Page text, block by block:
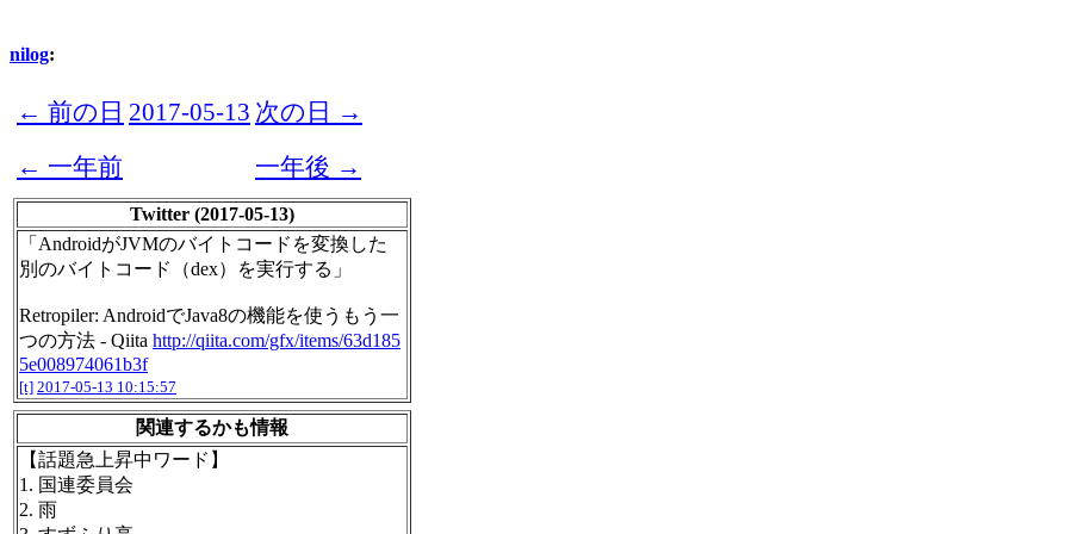
nilog:
← 前の日 2017-05-13 次の日 →
← 一年前
一年後 →
Twitter (2017-05-13)
「AndroidがJVMのバイトコードを変換した
別のバイトコード（dex）を実行する」
Retropiler: AndroidでJava8の機能を使うもう一
つの方法 - Qiita http://qiita.com/gfx/items/63d185
5e008974061b3f
[t] 2017-05-13 10:15:57
関連するかも情報
【話題急上昇中ワード】
1. 国連委員会
2. 雨